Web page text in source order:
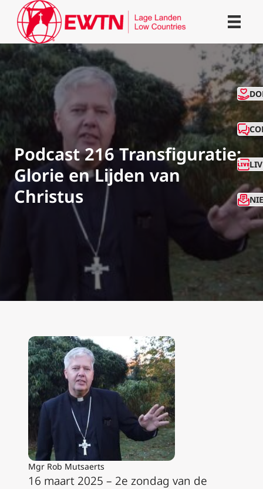
Podcast 216 Transfiguratie:
Glorie en Lijden van
Christus
Mgr Rob Mutsaerts
16 maart 2025 – 2e zondag van de